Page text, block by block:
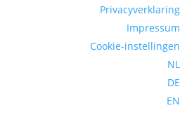
Privacyverklaring
Impressum
Cookie-instellingen
NL
DE
EN